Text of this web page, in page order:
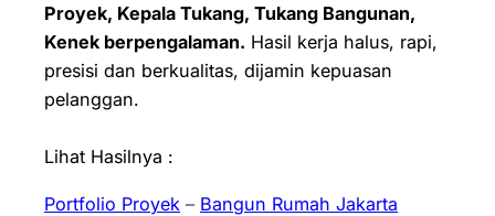
Proyek, Kepala Tukang, Tukang Bangunan,
Kenek berpengalaman. Hasil kerja halus, rapi,
presisi dan berkualitas, dijamin kepuasan
pelanggan.
Lihat Hasilnya :
Portfolio Proyek – Bangun Rumah Jakarta